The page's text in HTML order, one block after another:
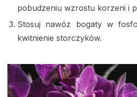
pobudzeniu wzrostu korzeni i
Stosuj nawóz bogaty w
kwitnienie storczyków.